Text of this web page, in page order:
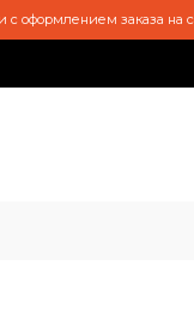
оформлением заказа на